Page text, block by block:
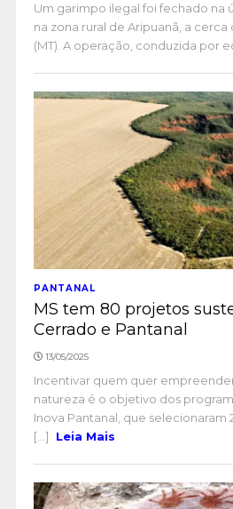
Um garimpo ilegal foi fechado na
na zona rural de Aripuanã, a
(MT). A operação, conduzida por
PANTANAL
MS tem 80 projetos
Cerrado e Pantanal
13/05/2025
Incentivar quem quer
natureza é o objetivo dos
Inova Pantanal, que selecionaram
[...]
Leia Mais